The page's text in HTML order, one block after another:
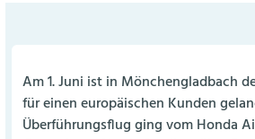
Am 1. Juni ist in Mönchengladbach
für einen europäischen Kunden
Überführungsflug ging vom Honda